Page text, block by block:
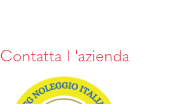
Contatta l 'azienda